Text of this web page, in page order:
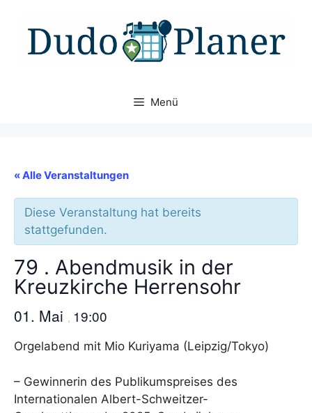
Inhalt
springen
Menü
« Alle Veranstaltungen
Diese Veranstaltung hat bereits
stattgefunden.
79 . Abendmusik in der
Kreuzkirche Herrensohr
01. Mai , 19:00
Orgelabend mit Mio Kuriyama (Leipzig/Tokyo)
– Gewinnerin des Publikumspreises des
Internationalen Albert-Schweitzer-